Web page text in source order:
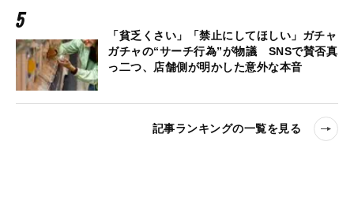
「貧乏くさい」「禁止にしてほしい」ガチャ
ガチャの“サーチ行為”が物議 SNSで賛否真
っ二つ、店舗側が明かした意外な本音
記事ランキングの一覧を見る